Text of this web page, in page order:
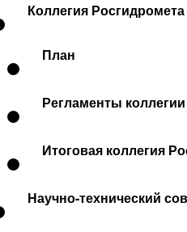
Коллегия Росгидромета
План
Регламенты
Итоговая коллегия
Научно-технический